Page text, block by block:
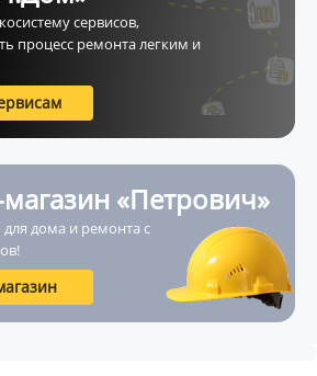
сервисов,
процесс ремонта легким и
«Петрович»
дома и ремонта с